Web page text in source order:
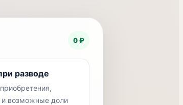
0 ₽
разводе
и возможные доли